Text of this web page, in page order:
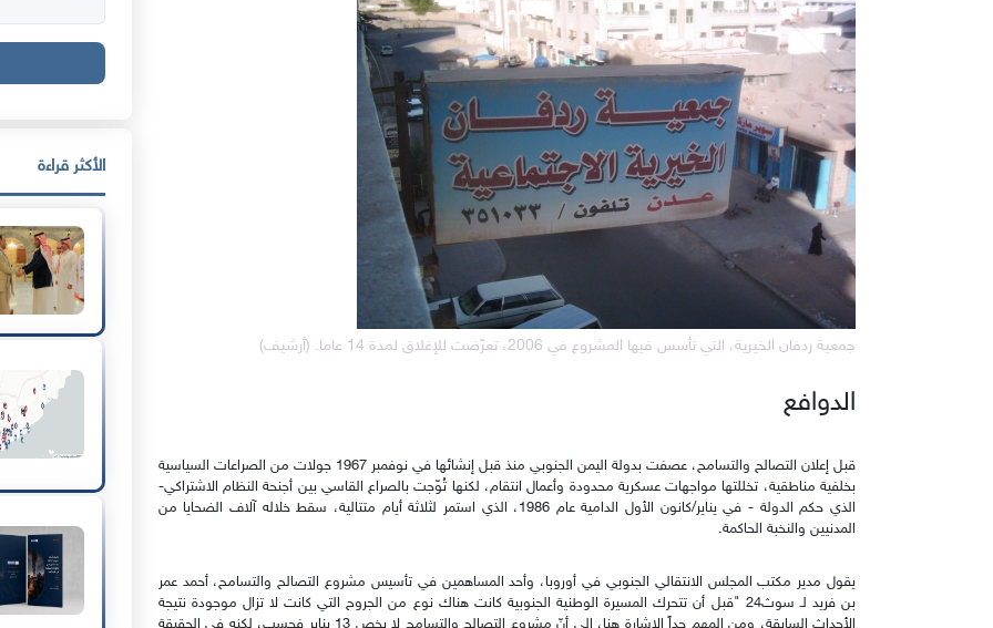
جمعية ردفان الخيرية، التي تأسس فيها المشروع في 2006، تعرّضت للإغلاق لمدة 14 عاما. (أرشيف)
الدوافع
قبل إعلان التصالح والتسامح، عصفت بدولة اليمن الجنوبي منذ قبل إنشائها في نوفمبر 1967 جولات من الصراعات السياسية
بخلفية مناطقية، تخللتها مواجهات عسكرية محدودة وأعمال انتقام، لكنها تُوّجت بالصراع القاسي بين أجنحة النظام الاشتراكي-
الذي حكم الدولة - في يناير/كانون الأول الدامية عام 1986، الذي استمر لثلاثة أيام متتالية، سقط خلاله آلاف الضحايا من
المدنيين والنخبة الحاكمة.
يقول مدير مكتب المجلس الانتقالي الجنوبي في أوروبا، وأحد المساهمين في تأسيس مشروع التصالح والتسامح، أحمد عمر
بن فريد لـ سوث24 "قبل أن تتحرك المسيرة الوطنية الجنوبية كانت هناك نوع من الجروح التي كانت لا تزال موجودة نتيجة
الأحداث السابقة، ومن المهم جداً الإشارة هنا، إلى أنّ مشروع التصالح والتسامح لا يخص 13 يناير فحسب، لكنه في الحقيقة
الأكثر قراءة